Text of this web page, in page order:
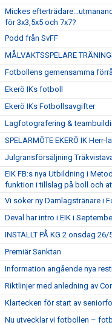
Mickes
för 3x3,5x5 och 7x7?
Podd från SvFF
MÅLVAKTSSPELARE
Fotbollens gemensamma
Ekerö IKs fotboll
Ekerö IKs Fotbollsavgifter
Lagfotografering &
SPELARMÖTE EKERÖ IK Herr-
Julgransförsäljning
EIK FB:s nya Utbildning i
funktion i tillslag på boll och
Vi söker ny Damlagstränare i
Deval har intro i EIK i
INSTÄLLT PÅ KG 2 onsdag
Premiär Sanktan
Information angående nya
Riktlinjer med anledning av
Klartecken för start av
Nu utvecklar vi fotbollen –